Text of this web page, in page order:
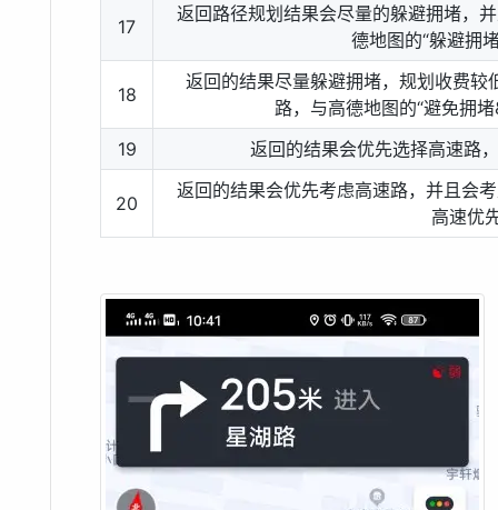
17
返回路径规划结果会尽量的躲避拥堵，
德地图的“躲避拥
18
返回的结果尽量躲避拥堵，规划收费
路，与高德地图的“避免拥
19
返回的结果会优先选择高速路
20
返回的结果会优先考虑高速路，并且会
高速优